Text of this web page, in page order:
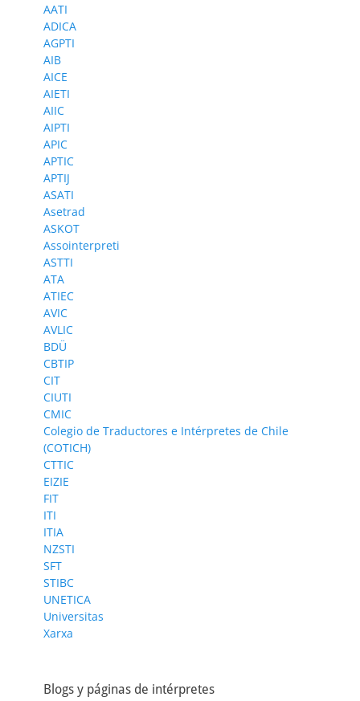
AATI
ADICA
AGPTI
AIB
AICE
AIETI
AIIC
AIPTI
APIC
APTIC
APTIJ
ASATI
Asetrad
ASKOT
Assointerpreti
ASTTI
ATA
ATIEC
AVIC
AVLIC
BDÜ
CBTIP
CIT
CIUTI
CMIC
Colegio de Traductores e Intérpretes de Chile
(COTICH)
CTTIC
EIZIE
FIT
ITI
ITIA
NZSTI
SFT
STIBC
UNETICA
Universitas
Xarxa
Blogs y páginas de intérpretes